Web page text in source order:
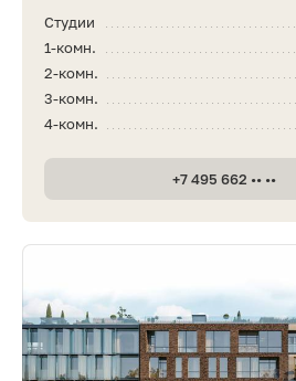
Студии
1-комн.
2-комн.
3-комн.
4-комн.
+7 495 662 •• ••